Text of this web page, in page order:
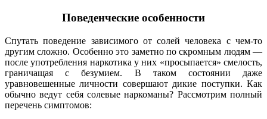
Поведенческие особенности
Спутать поведение зависимого от солей человека с чем-то
другим сложно. Особенно это заметно по скромным людям —
после употребления наркотика у них «просыпается» смелость,
граничащая с безумием. В таком состоянии даже
уравновешенные личности совершают дикие поступки. Как
обычно ведут себя солевые наркоманы? Рассмотрим полный
перечень симптомов: